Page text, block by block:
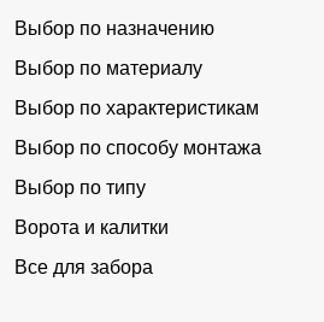
Выбор по назначению
Выбор по материалу
Выбор по характеристикам
Выбор по способу монтажа
Выбор по типу
Ворота и калитки
Все для забора